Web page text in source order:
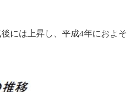
には上昇し、平成4年におよそ